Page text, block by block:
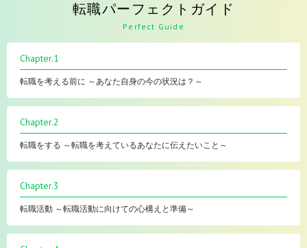
転職パーフェクトガイド
Perfect Guide
Chapter.1
転職を考える前に ～あなた自身の今の状況は？～
Chapter.2
転職をする ～転職を考えているあなたに伝えたいこと～
Chapter.3
転職活動 ～転職活動に向けての心構えと準備～